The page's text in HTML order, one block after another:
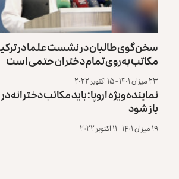
سخن‌گوی طالبان در نشست علما در
مکاتب به‌روی تمام دختران حتمی است
۲۳ میزان ۱۴۰۱ - ۱۵ اکتوبر ۲۰۲۲
نماینده ویژه اروپا: باید مکاتب دخترانه
باز شود
۱۹ میزان ۱۴۰۱ - ۱۱ اکتوبر ۲۰۲۲